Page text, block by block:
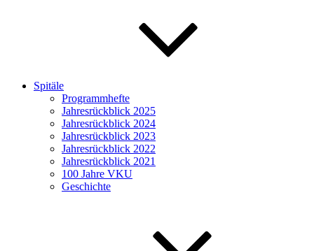
Spitäle
Programmhefte
Jahresrückblick 2025
Jahresrückblick 2024
Jahresrückblick 2023
Jahresrückblick 2022
Jahresrückblick 2021
100 Jahre VKU
Geschichte